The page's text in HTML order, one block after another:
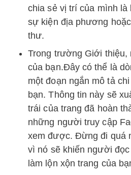
chia sẻ vị trí của mình
sự kiện địa phương
thư.
Trong trường Giới thiệu,
của bạn.Đây có thể là
một đoạn ngắn mô tả
bạn. Thông tin này sẽ
trái của trang đã hoàn
những người truy cập
xem được. Đừng đi quá
vì nó sẽ khiến người
làm lộn xộn trang của